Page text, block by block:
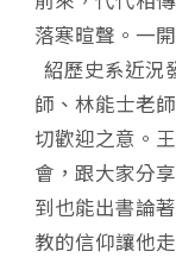
落寒暄聲。一
紹歷史系近況
師、林能士老
切歡迎之意。
會，跟大家分
到也能出書論
教的信仰讓他